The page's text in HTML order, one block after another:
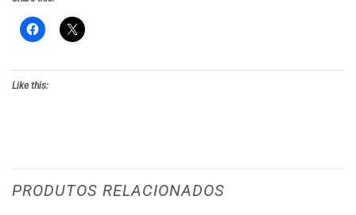
Like this:
PRODUTOS RELACIONADOS